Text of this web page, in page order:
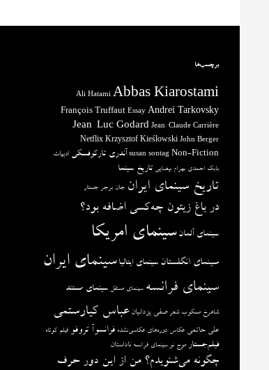
برچسب‌ها
Abbas Kiarostami
Ali Hatami
Andrei Tarkovsky
Essay
François Truffaut
Jean-Claude Carrière
Jean-Luc Godard
John Berger
Krzysztof Kieślowski
Netflix
Non-Fiction
susan sontag آندری تارکوفسکی ادبیات
بابک احمدی بهرام بیضایی تاریخ سینما
تاریخ سینمای ایران جان برجر جستار
در باغ زیتون چه‌کسی اضافه بود؟
سینمای آلمان سینمای امریکا
سینمای انگلستان سینمای ایتالیا سینمای ایران
سینمای فرانسه سینمای مستقل سینمای مستند
شاهرخ مسکوب شعر صفی یزدانیان عباس کیارستمی
علی حاتمی عکاس دوره‌های عکاسی‌نشده فرانسوآ تروفو فیلم کوتاه
فیلم‌جستار موج نو سینمای فرانسه ناداستان
چگونه می‌شنویدم؟ من از این دور حرف